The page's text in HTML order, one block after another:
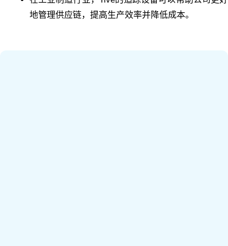
地管理供应链，提高生产效率并降低成本。